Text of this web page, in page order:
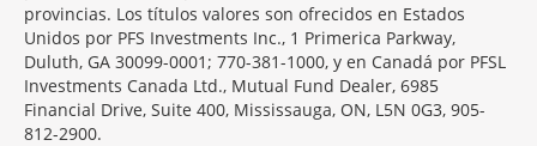
provincias. Los títulos valores son ofrecidos en Estados
Unidos por PFS Investments Inc., 1 Primerica Parkway,
Duluth, GA 30099-0001; 770-381-1000, y en Canadá por PFSL
Investments Canada Ltd., Mutual Fund Dealer, 6985
Financial Drive, Suite 400, Mississauga, ON, L5N 0G3, 905-
812-2900.